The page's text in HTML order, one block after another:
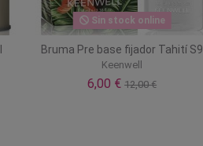
Sin stock online
Bruma Pre base fijador Tahití S9
Keenwell
6,00 €12,00 €